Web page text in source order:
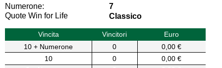
Numerone:
7
Quote Win for Life
Classico
Vincita Vincitori
Euro
10 + Numerone
0
0,00 €
10
0
0,00 €